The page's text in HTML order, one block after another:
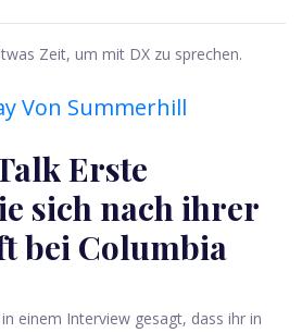
Zeit, um mit DX zu sprechen.
Von Summerhill
Erste
sich nach ihrer
bei Columbia
einem Interview gesagt, dass ihr in